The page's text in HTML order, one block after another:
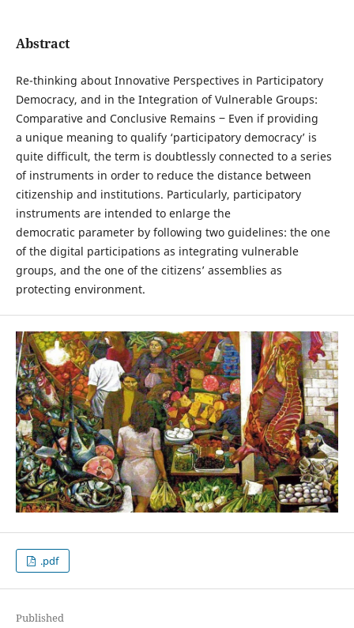
Abstract
Re-thinking about Innovative Perspectives in Participatory
Democracy, and in the Integration of Vulnerable Groups:
Comparative and Conclusive Remains ‒ Even if providing
a unique meaning to qualify ‘participatory democracy’ is
quite difficult, the term is doubtlessly connected to a series
of instruments in order to reduce the distance between
citizenship and institutions. Particularly, participatory
instruments are intended to enlarge the
democratic parameter by following two guidelines: the one
of the digital participations as integrating vulnerable
groups, and the one of the citizens’ assemblies as
protecting environment.
.pdf
Published